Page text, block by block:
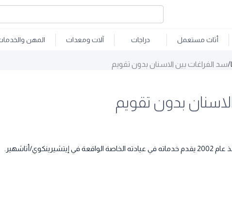
أثاث مستعمل دراجات آلات ومعدات المهن
/سد الفراغات بين الاسنان بدون تقويم
بدون تقويم